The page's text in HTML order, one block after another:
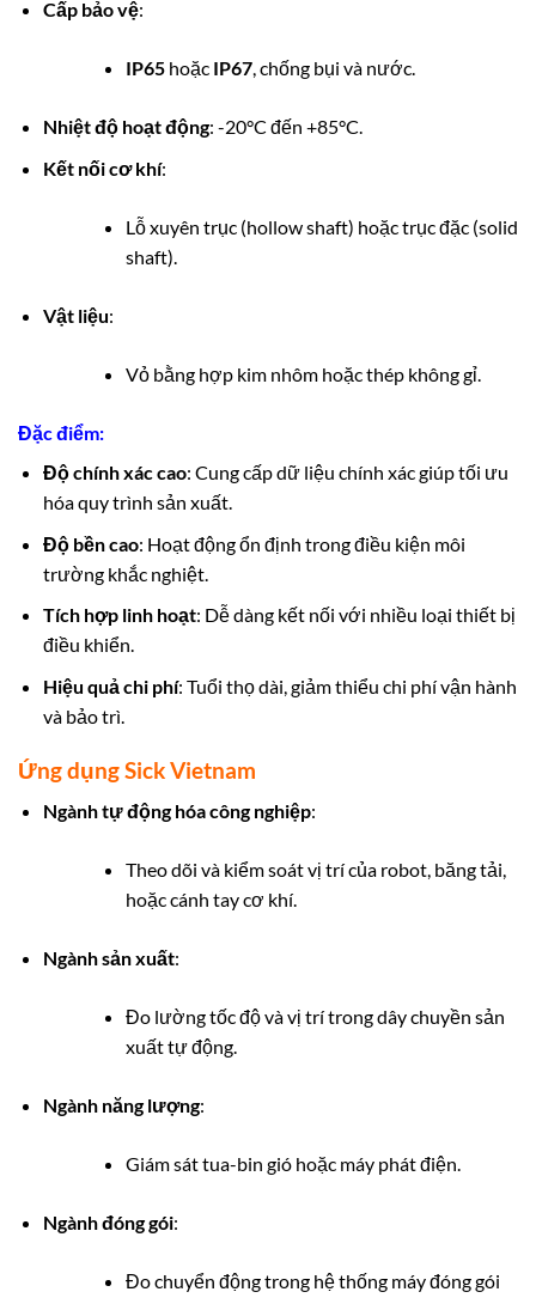
Cấp bảo vệ:
IP65hoặc IP67, chống bụi và nước.
Nhiệt độ hoạt động: -20°C đến +85°C.
Kết nối cơ khí:
Lỗ xuyên trục (hollow shaft) hoặc trục đặc (solid
shaft).
Vật liệu:
Vỏ bằng hợp kim nhôm hoặc thép không gỉ.
Đặc điểm:
Độ chính xác cao: Cung cấp dữ liệu chính xác giúp tối ưu
hóa quy trình sản xuất.
Độ bền cao: Hoạt động ổn định trong điều kiện môi
trường khắc nghiệt.
Tích hợp linh hoạt: Dễ dàng kết nối với nhiều loại thiết bị
điều khiển.
Hiệu quả chi phí: Tuổi thọ dài, giảm thiểu chi phí vận hành
và bảo trì.
Ứng dụng Sick Vietnam
Ngành tự động hóa công nghiệp:
Theo dõi và kiểm soát vị trí của robot, băng tải,
hoặc cánh tay cơ khí.
Ngành sản xuất:
Đo lường tốc độ và vị trí trong dây chuyền sản
xuất tự động.
Ngành năng lượng:
Giám sát tua-bin gió hoặc máy phát điện.
Ngành đóng gói:
Đo chuyển động trong hệ thống máy đóng gói